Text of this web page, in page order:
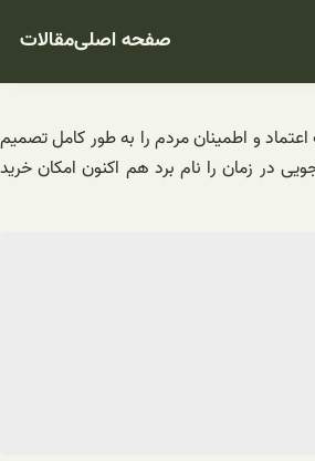
صفحه اصلیمقالات
و اطمینان مردم را به طور کامل تصمیم
در زمان را نام برد هم اکنون امکان خرید